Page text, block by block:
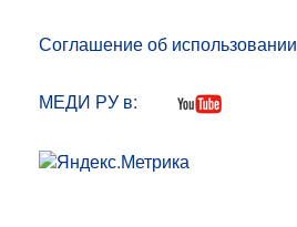
Соглашение об использовании
МЕДИ РУ в: